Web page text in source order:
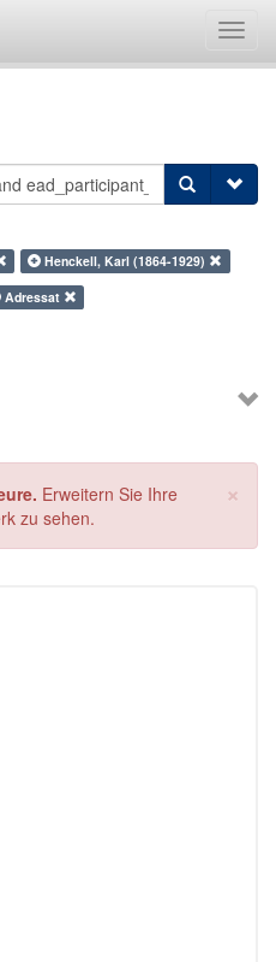
Henckell, Karl (1864-1929)
Adressat
×
Erweitern Sie Ihre
zu sehen.